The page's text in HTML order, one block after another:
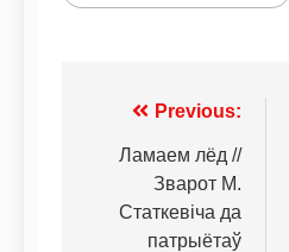
Previous:
Ламаем лёд //
Зварот М.
Статкевіча да
патрыётаў